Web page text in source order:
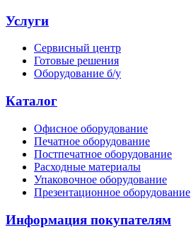
Услуги
Сервисный центр
Готовые решения
Оборудование б/у
Каталог
Офисное оборудование
Печатное оборудование
Постпечатное оборудование
Расходные материалы
Упаковочное оборудование
Презентационное оборудование
Информация покупателям